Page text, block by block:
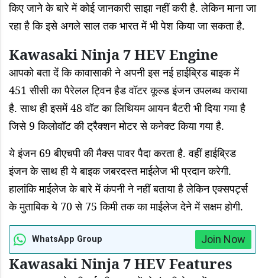
किए जाने के बारे में कोई जानकारी साझा नहीं करी है. लेकिन माना जा
रहा है कि इसे अगले साल तक भारत में भी पेश किया जा सकता है.
Kawasaki Ninja 7 HEV Engine
आपको बता दें कि कावासाकी ने अपनी इस नई हाईब्रिड बाइक में
451 सीसी का पैरेलल ट्विन हैड वॉटर कूल्ड इंजन उपलब्ध कराया
है. साथ ही इसमें 48 वॉट का लिथियम आयन बैटरी भी दिया गया है
जिसे 9 किलोवॉट की ट्रैक्‍शन मोटर से कनेक्ट किया गया है.
ये इंजन 69 बीएचपी की मैक्स पावर पैदा करता है. वहीं हाईब्रिड
इंजन के साथ ही ये बाइक जबरदस्त माईलेज भी प्रदान करेगी.
हालांकि माईलेज के बारे में कंपनी ने नहीं बताया है लेकिन एक्सपर्ट्स
के मुताबिक ये 70 से 75 किमी तक का माईलेज देने में सक्षम होगी.
WhatsApp Group Join Now
Kawasaki Ninja 7 HEV Features